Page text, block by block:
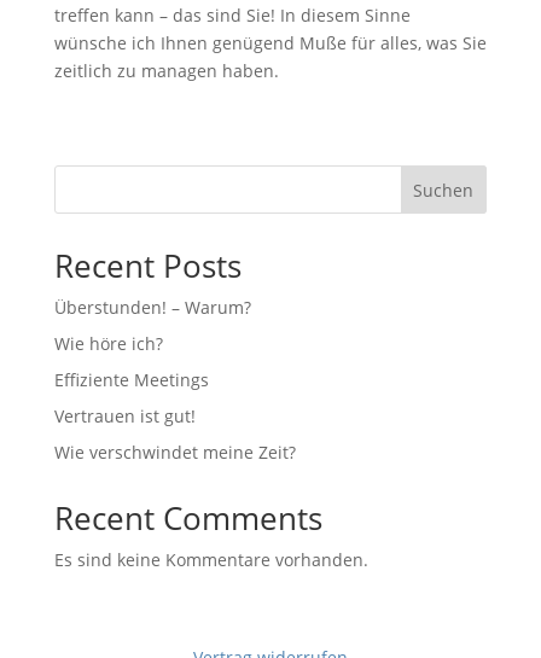
treffen kann – das sind Sie! In diesem Sinne
wünsche ich Ihnen genügend Muße für alles, was Sie
zeitlich zu managen haben.
Suchen
Recent Posts
Überstunden! – Warum?
Wie höre ich?
Effiziente Meetings
Vertrauen ist gut!
Wie verschwindet meine Zeit?
Recent Comments
Es sind keine Kommentare vorhanden.